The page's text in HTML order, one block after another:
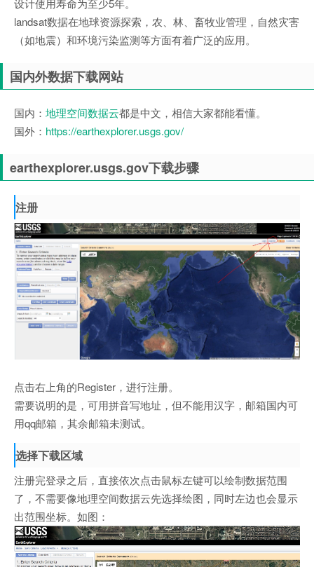
设计使用寿命为至少5年。
landsat数据在地球资源探索，农、林、畜牧业管理，自然灾害
（如地震）和环境污染监测等方面有着广泛的应用。
国内外数据下载网站
国内： 地理空间数据云都是中文，相信大家都能看懂。
国外： https://earthexplorer.usgs.gov/
earthexplorer.usgs.gov下载步骤
注册
点击右上角的Register，进行注册。
需要说明的是，可用拼音写地址，但不能用汉字，邮箱国内可
用qq邮箱，其余邮箱未测试。
选择下载区域
注册完登录之后，直接依次点击鼠标左键可以绘制数据范围
了，不需要像地理空间数据云先选择绘图，同时左边也会显示
出范围坐标。如图：